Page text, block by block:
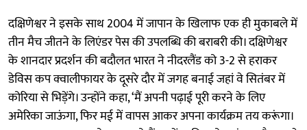
दक्षिणेश्वर ने इसके साथ 2004 में जापान के खिलाफ एक ही मुकाबले में
तीन मैच जीतने के लिएंडर पेस की उपलब्धि की बराबरी की। दक्षिणेश्वर
के शानदार प्रदर्शन की बदौलत भारत ने नीदरलैंड को 3-2 से हराकर
डेविस कप क्वालीफायर के दूसरे दौर में जगह बनाई जहां वे सितंबर में
कोरिया से भिड़ेंगे। उन्होंने कहा, ‘मैं अपनी पढ़ाई पूरी करने के लिए
अमेरिका जाऊंगा, फिर मई में वापस आकर अपना कार्यक्रम तय करूंगा।